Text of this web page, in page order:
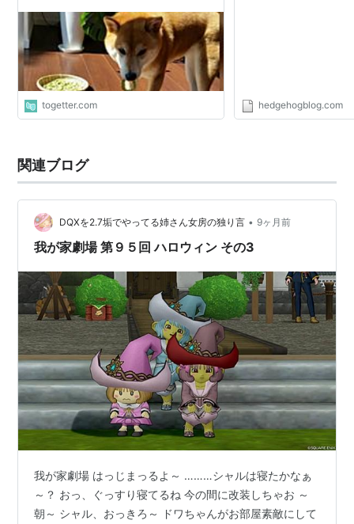
togetter.com hedgehogblog.com
関連ブログ
DQXを2.7垢でやってる姉さん女房の独り言 • 9ヶ月前
我が家劇場 第９５回 ハロウィン その3
我が家劇場 はっじまっるよ～ ………シャルは寝たかなぁ
～？ おっ、ぐっすり寝てるね 今の間に改装しちゃお ～
朝～ シャル、おっきろ～ ドワちゃんがお部屋素敵にして